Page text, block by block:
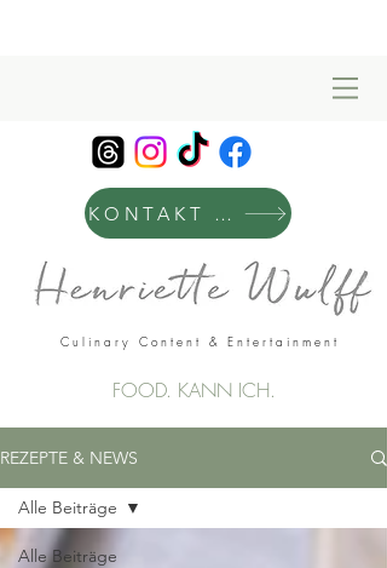
KONTAKT & MANAGEMENT
Culinary Content & Entertainment
FOOD. KANN ICH.
REZEPTE & NEWS
Alle Beiträge
Alle Beiträge